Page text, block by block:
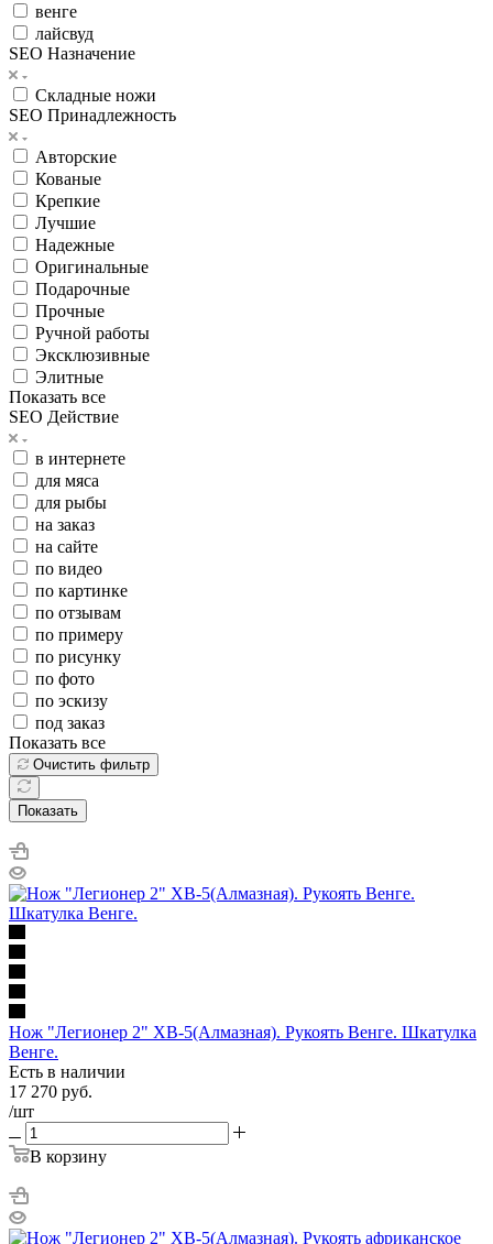
венге
лайсвуд
SEO Назначение
Складные ножи
SEO Принадлежность
Авторские
Кованые
Крепкие
Лучшие
Надежные
Оригинальные
Подарочные
Прочные
Ручной работы
Эксклюзивные
Элитные
Показать все
SEO Действие
в интернете
для мяса
для рыбы
на заказ
на сайте
по видео
по картинке
по отзывам
по примеру
по рисунку
по фото
по эскизу
под заказ
Показать все
Очистить фильтр
Показать
Нож "Легионер 2" ХВ-5(Алмазная). Рукоять Венге. Шкатулка
Венге.
Есть в наличии
17 270 руб.
/шт
В корзину